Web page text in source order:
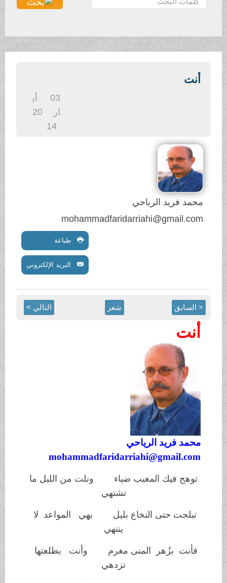
ح
ث
أنت
20
14
محمد فريد الرياحي
mohammadfaridarriahi@gmail.com
طباعة
البريد الإلكتروني
< السابق شعر التالي >
أنت
محمد فريد الرياحي
mohammadfaridarriahi@gmail.com
توهج فيك المغيب ضياء ونلت من الليل ما
تشتهي
تبلجت حتى النخاع بليل بهي المواعد لا
ينتهي
فأنت بزُهر المنى مغرم وأنت بطلعتها
تزدهي